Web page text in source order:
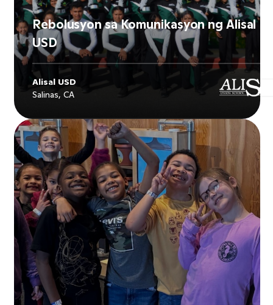
Rebolusyon sa Komunikasyon ng Alisal
USD
Alisal USD
Salinas, CA
Explore